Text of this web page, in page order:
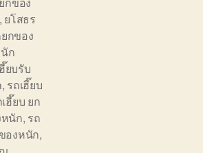
, ยโสธร
กของ
ก
ยบรับ
, รถเฮี๊ยบ
ฮี๊ยบ ยก
หนัก, รถ
องหนัก,